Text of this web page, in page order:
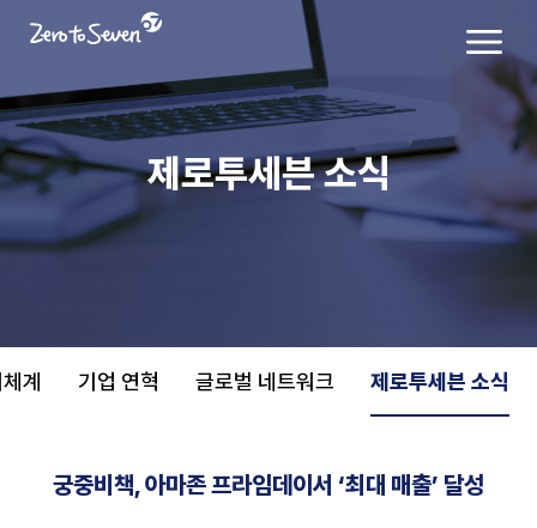
제로투세븐 소식
계 기업 연혁 글로벌 네트워크 제로투세븐 소식
궁중비책, 아마존 프라임데이서 ‘최대 매출’ 달성